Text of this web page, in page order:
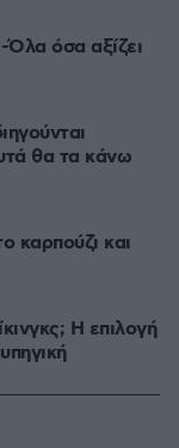
όσα αξίζει
θα τα κάνω
καρπούζι και
Η επιλογή